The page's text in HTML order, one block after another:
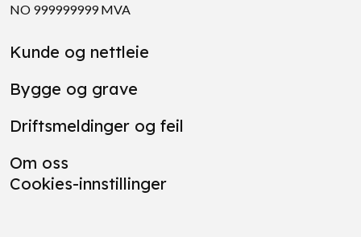
NO 999999999 MVA
Kunde og nettleie
Bygge og grave
Driftsmeldinger og feil
Om oss
Cookies-innstillinger